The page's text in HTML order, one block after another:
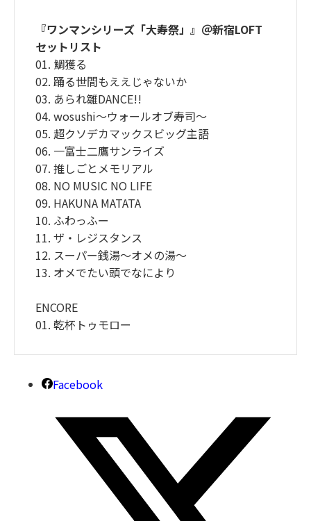
『ワンマンシリーズ「大寿祭」』＠新宿LOFT
セットリスト
01. 鯛獲る
02. 踊る世間もええじゃないか
03. あられ雛DANCE!!
04. wosushi〜ウォールオブ寿司〜
05. 超クソデカマックスビッグ主語
06. 一富士二鷹サンライズ
07. 推しごとメモリアル
08. NO MUSIC NO LIFE
09. HAKUNA MATATA
10. ふわっふー
11. ザ・レジスタンス
12. スーパー銭湯〜オメの湯〜
13. オメでたい頭でなにより
ENCORE
01. 乾杯トゥモロー
Facebook